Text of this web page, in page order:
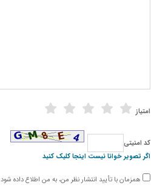
امتیاز
كد امنیتی
اگر تصویر خوانا نیست اینجا کلیک کنید
همزمان با تأیید انتشار نظر من، به من اطلاع داده شود.